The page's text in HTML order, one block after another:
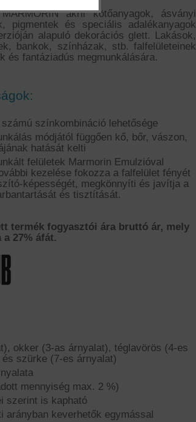
akril kötőanyagok, ásványi
pigmentek és speciális adalékanyagok
alapuló dekorációs glett. Lakások,
bankok, színházak, stb. falfelületeinek
és fantáziadús megmunkálására.
színkombináció lehetősége
módjától függően kő, bőr, vászon,
hatását kelti
felületek Marmorin Emulzióval
kezelése fokozza a falfelület fényét
képességét, megkönnyíti és javítja a
és tisztítását.
termék fogyasztói ára bruttó ár, mely
27% áfát.
okker (3-as árnyalat), téglavörös (4-es
szürke (7-es árnyalat)
mennyiség max. 2 %)
szerint is kapható
keverhetők egymással